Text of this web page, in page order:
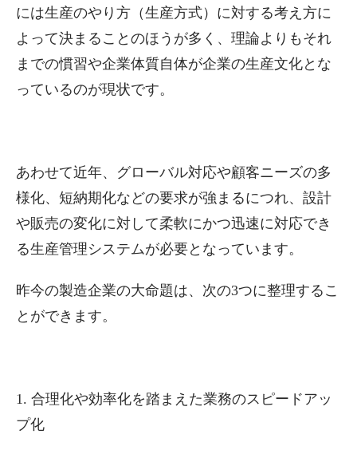
には生産のやり方（生産方式）に対する考え方に
よって決まることのほうが多く、理論よりもそれ
までの慣習や企業体質自体が企業の生産文化とな
っているのが現状です。
あわせて近年、グローバル対応や顧客ニーズの多
様化、短納期化などの要求が強まるにつれ、設計
や販売の変化に対して柔軟にかつ迅速に対応でき
る生産管理システムが必要となっています。
昨今の製造企業の大命題は、次の3つに整理するこ
とができます。
1. 合理化や効率化を踏まえた業務のスピードアッ
プ化